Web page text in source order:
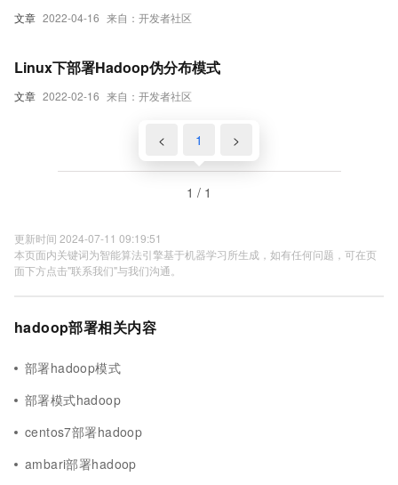
文章 2022-04-16 来自：开发者社区
文章 2022-02-16 来自：开发者社区
Linux下部署Hadoop伪分布模式
< 1 >
1 / 1
更新时间 2024-07-11 09:19:51
本页面内关键词为智能算法引擎基于机器学习所生成，如有任何问题，可在页
面下方点击"联系我们"与我们沟通。
hadoop部署相关内容
部署hadoop模式
部署模式hadoop
centos7部署hadoop
ambari部署hadoop